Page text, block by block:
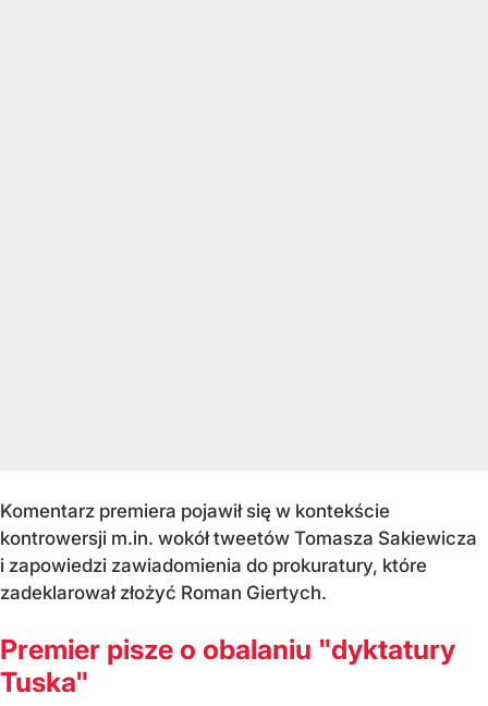
Komentarz premiera pojawił się w kontekście
kontrowersji m.in. wokół tweetów Tomasza Sakiewicza
i zapowiedzi zawiadomienia do prokuratury, które
zadeklarował złożyć Roman Giertych.
Premier pisze o obalaniu "dyktatury
Tuska"